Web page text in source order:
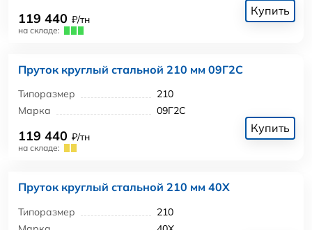
119 440 ₽/тн
на складе:
Купить
Пруток круглый стальной 210 мм 09Г2С
Типоразмер
210
Марка
09Г2С
119 440 ₽/тн
на складе:
Купить
Пруток круглый стальной 210 мм 40Х
Типоразмер
210